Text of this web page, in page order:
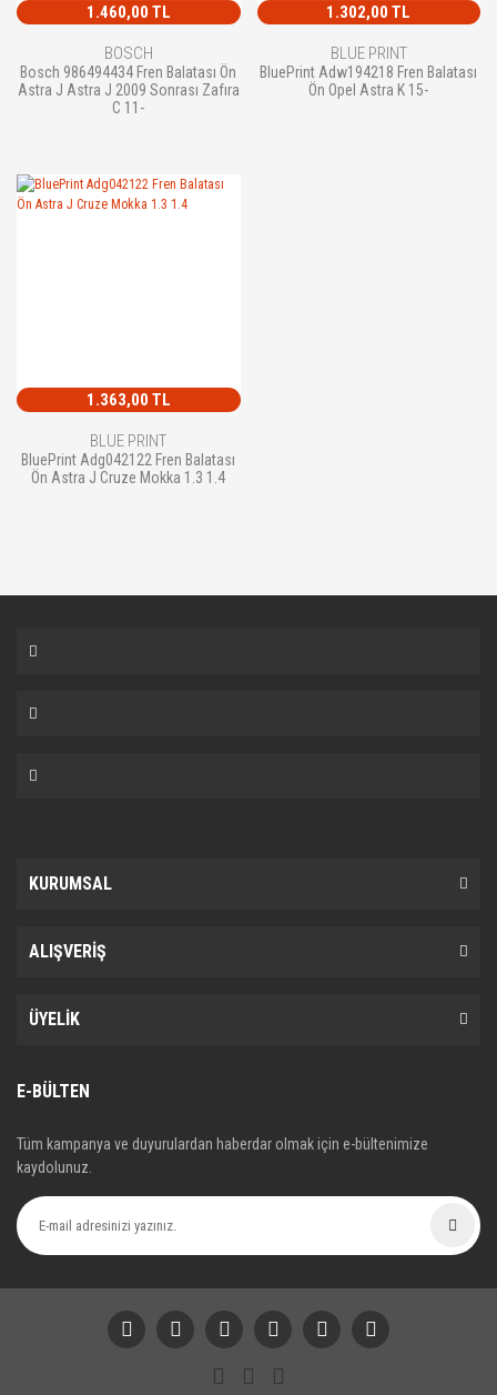
1.460,00 TL
BOSCH
Bosch 986494434 Fren Balatası Ön
Astra J Astra J 2009 Sonrası Zafıra
C 11-
1.302,00 TL
BLUE PRINT
BluePrint Adw194218 Fren Balatası
Ön Opel Astra K 15-
1.363,00 TL
BLUE PRINT
BluePrint Adg042122 Fren Balatası
Ön Astra J Cruze Mokka 1.3 1.4
KURUMSAL
ALIŞVERİŞ
ÜYELİK
E-BÜLTEN
Tüm kampanya ve duyurulardan haberdar olmak için e-bültenimize
kaydolunuz.